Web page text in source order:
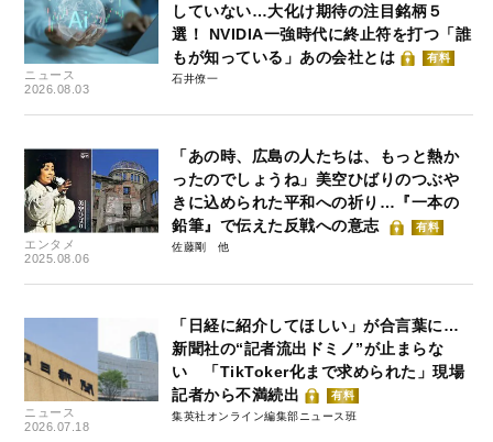
ニュース
2026.08.03
していない…大化け期待の注目銘柄５
選！ NVIDIA一強時代に終止符を打つ「誰
もが知っている」あの会社とは
有料
石井僚一
エンタメ
2025.08.06
「あの時、広島の人たちは、もっと熱か
ったのでしょうね」美空ひばりのつぶや
きに込められた平和への祈り…『一本の
鉛筆』で伝えた反戦への意志
有料
佐藤剛
ニュース
2026.07.18
「日経に紹介してほしい」が合言葉に…
新聞社の“記者流出ドミノ”が止まらな
い 「TikToker化まで求められた」現場
記者から不満続出
有料
集英社オンライン編集部ニュース班